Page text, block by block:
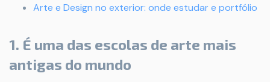
Arte e Design no exterior: onde estudar e portfólio
1. É uma das escolas de arte mais
antigas do mundo